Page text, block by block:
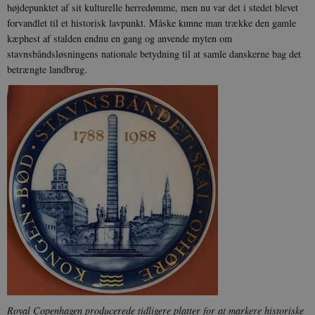
højdepunktet af sit kulturelle herredømme, men nu var det i stedet blevet
forvandlet til et historisk lavpunkt. Måske kunne man trække den gamle
kæphest af stalden endnu en gang og anvende myten om
stavnsbåndsløsningens nationale betydning til at samle danskerne bag det
betrængte landbrug.
Royal Copenhagen producerede tidligere platter for at markere historiske
Funktionelle
Uklassificerede
Nødvendige cookies hjælper med at gøre
hjemmesiden brugbar ved at aktivere nogle
grundlæggende funktioner som navigation mm.
Hjemmesiden kan ikke fungerer uden disse
cookies.
Navn
Udbyder / Domæne
be_typo_user
TYPO3 Association
.danmarkshistorien.dk
sp_t
Spotify Inc.
.spotify.com